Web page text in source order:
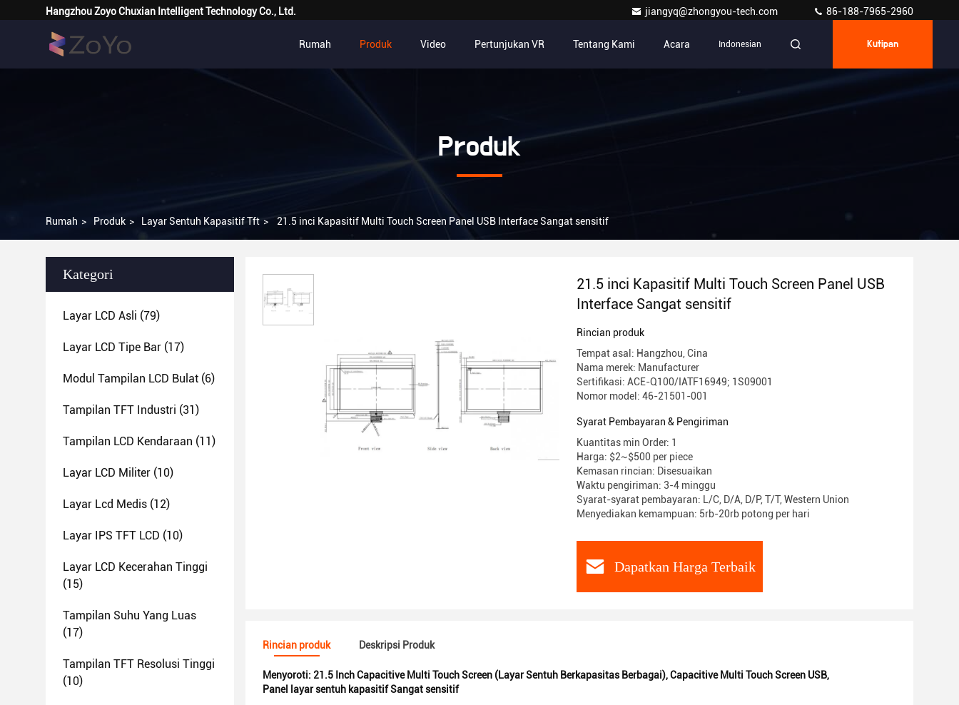
Hangzhou Zoyo Chuxian Intelligent Technology Co., Ltd. jiangyq@zhongyou-tech.com 86-188-7965-2960
Rumah Produk Video Pertunjukan VR Tentang Kami Acara Indonesian Kutipan
Produk
Rumah > Produk > Layar Sentuh Kapasitif Tft > 21.5 inci Kapasitif Multi Touch Screen Panel USB Interface Sangat sensitif
Kategori
Layar LCD Asli (79)
Layar LCD Tipe Bar (17)
Modul Tampilan LCD Bulat (6)
Tampilan TFT Industri (31)
Tampilan LCD Kendaraan (11)
Layar LCD Militer (10)
Layar Lcd Medis (12)
Layar IPS TFT LCD (10)
Layar LCD Kecerahan Tinggi
(15)
Tampilan Suhu Yang Luas
(17)
Tampilan TFT Resolusi Tinggi
(10)
21.5 inci Kapasitif Multi Touch Screen Panel USB
Interface Sangat sensitif
Rincian produk
Tempat asal: Hangzhou, Cina
Nama merek: Manufacturer
Sertifikasi: ACE-Q100/IATF16949; 1S09001
Nomor model: 46-21501-001
Syarat Pembayaran & Pengiriman
Kuantitas min Order: 1
Harga: $2~$500 per piece
Kemasan rincian: Disesuaikan
Waktu pengiriman: 3-4 minggu
Syarat-syarat pembayaran: L/C, D/A, D/P, T/T, Western Union
Menyediakan kemampuan: 5rb-20rb potong per hari
Dapatkan Harga Terbaik
Rincian produk Deskripsi Produk
Menyoroti: 21.5 Inch Capacitive Multi Touch Screen (Layar Sentuh Berkapasitas Berbagai),Capacitive Multi Touch Screen USB,
Panel layar sentuh kapasitif Sangat sensitif